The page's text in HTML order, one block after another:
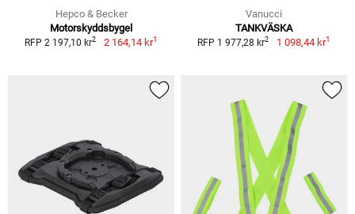
Hepco & Becker
Motorskyddsbygel
RFP 2 197,10 kr2 2 164,14 kr1
Vanucci
TANKVÄSKA
RFP 1 977,28 kr2 1 098,44 kr1